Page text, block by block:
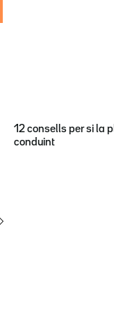
12 consells per si la
conduint